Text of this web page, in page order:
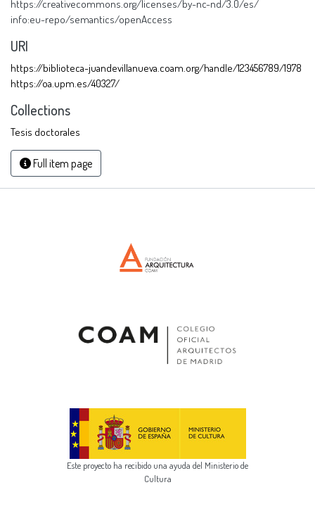
https://creativecommons.org/licenses/by-nc-nd/3.0/es/
info:eu-repo/semantics/openAccess
URI
https://biblioteca-juandevillanueva.coam.org/handle/123456789/1978
https://oa.upm.es/40327/
Collections
Tesis doctorales
Full item page
Este proyecto ha recibido una ayuda del Ministerio de
Cultura